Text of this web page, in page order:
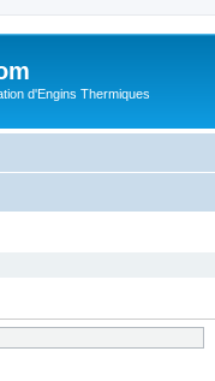
d'Engins Thermiques